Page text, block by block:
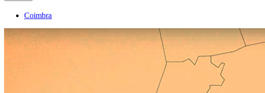
Coimbra